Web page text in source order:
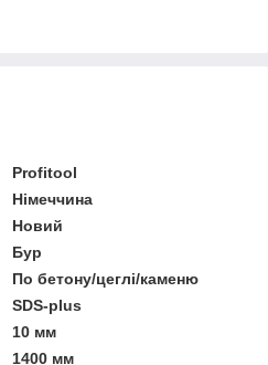
Profitool
Німеччина
Новий
Бур
По бетону/цеглі/каменю
SDS-plus
10 мм
1400 мм